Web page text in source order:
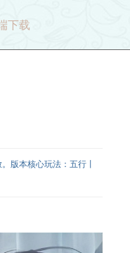
下载
本核心玩法：五行丨